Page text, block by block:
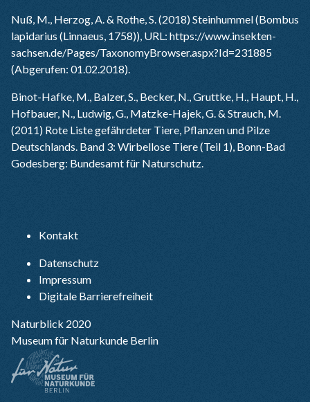
Nuß, M., Herzog, A. & Rothe, S. (2018) Steinhummel (Bombus
lapidarius (Linnaeus, 1758)), URL: https://www.insekten-
sachsen.de/Pages/TaxonomyBrowser.aspx?Id=231885
(Abgerufen: 01.02.2018).
Binot-Hafke, M., Balzer, S., Becker, N., Gruttke, H., Haupt, H.,
Hofbauer, N., Ludwig, G., Matzke-Hajek, G. & Strauch, M.
(2011) Rote Liste gefährdeter Tiere, Pflanzen und Pilze
Deutschlands. Band 3: Wirbellose Tiere (Teil 1), Bonn-Bad
Godesberg: Bundesamt für Naturschutz.
Kontakt
Datenschutz
Impressum
Digitale Barrierefreiheit
Naturblick 2020
Museum für Naturkunde Berlin